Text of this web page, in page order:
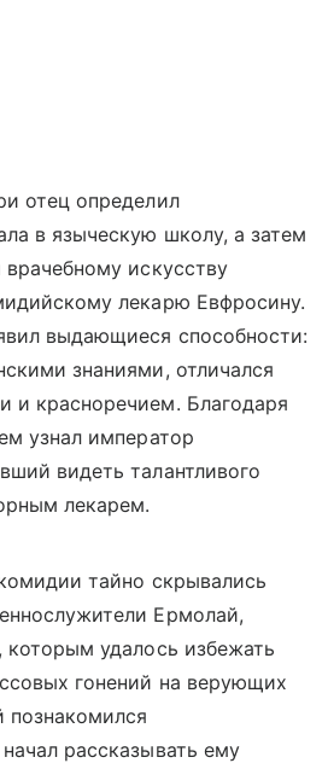
отец определил
в языческую школу, а затем
врачебному искусству
лекарю Евфросину.
выдающиеся способности:
знаниями, отличался
и красноречием. Благодаря
узнал император
видеть талантливого
лекарем.
тайно скрывались
Ермолай,
удалось избежать
гонений на верующих
познакомился
рассказывать ему